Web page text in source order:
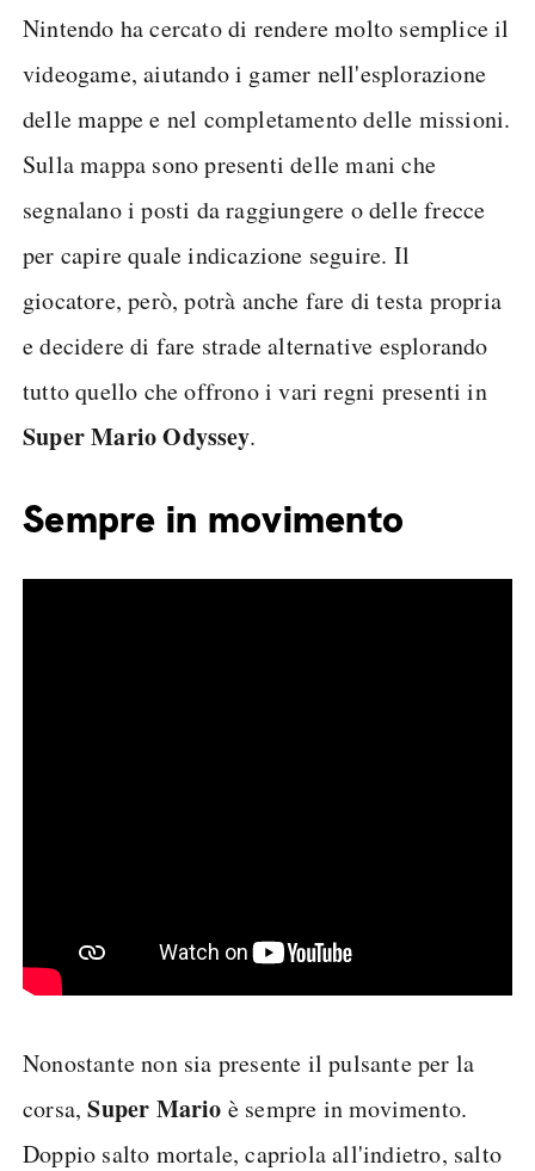
Nintendo ha cercato di rendere molto semplice il
videogame, aiutando i gamer nell'esplorazione
delle mappe e nel completamento delle missioni.
Sulla mappa sono presenti delle mani che
segnalano i posti da raggiungere o delle frecce
per capire quale indicazione seguire. Il
giocatore, però, potrà anche fare di testa propria
e decidere di fare strade alternative esplorando
tutto quello che offrono i vari regni presenti in
Super Mario Odyssey.
Sempre in movimento
Nonostante non sia presente il pulsante per la
corsa,Super Mario è sempre in movimento.
Doppio salto mortale, capriola all'indietro, salto